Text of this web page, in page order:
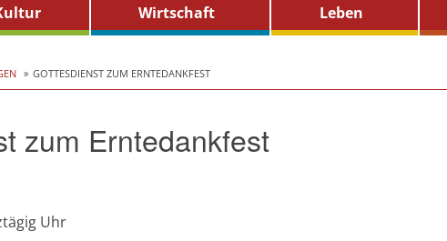
Wirtschaft Leben
GOTTESDIENST ZUM ERNTEDANKFEST
zum Erntedankfest
Uhr